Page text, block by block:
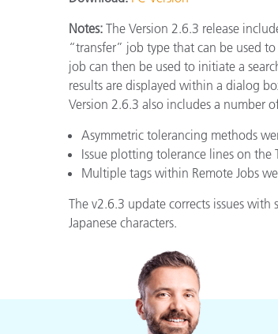
Notes: The Version 2.6.3 release
“transfer” job type that can be used
job can then be used to initiate a
results are displayed within a dialog
Version 2.6.3 also includes a number
Asymmetric tolerancing methods
Issue plotting tolerance lines on the
Multiple tags within Remote Jobs
The v2.6.3 update corrects issues
Japanese characters.